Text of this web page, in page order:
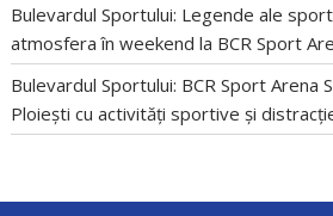
Bulevardul Sportului: Legende ale
atmosfera în weekend la BCR Sport
Bulevardul Sportului: BCR Sport Arena
Ploiești cu activități sportive și